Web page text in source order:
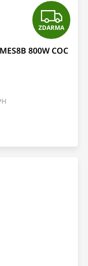
Z
D
A
ZDARMA
800W COC